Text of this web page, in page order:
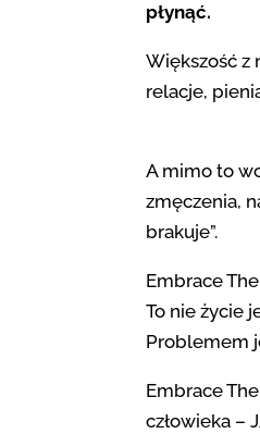
płynąć.
Większość z
relacje,
A mimo to
zmęczenia,
brakuje”.
Embrace
To nie życie
Problemem
Embrace
człowieka –